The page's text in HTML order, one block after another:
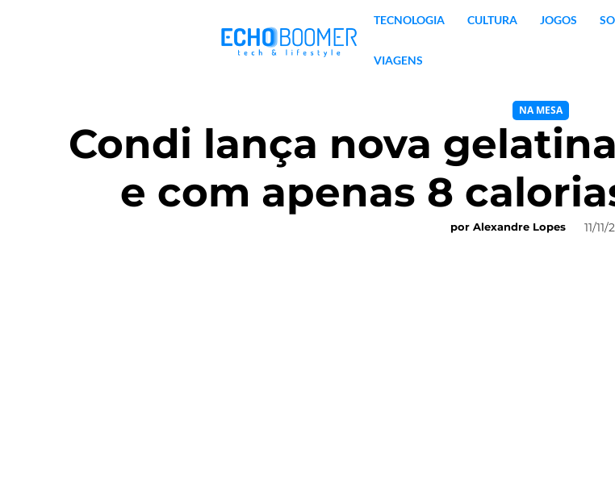
TECNOLOGIA CULTURA JOGOS
VIAGENS
NA MESA
Condi lança nova
e com apenas 8
por Alexandre Lopes 11/